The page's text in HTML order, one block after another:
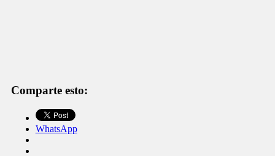
Comparte esto:
WhatsApp